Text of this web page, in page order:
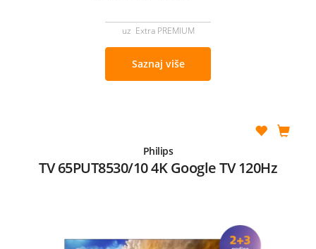
uz Extra PREMIUM
Saznaj više
Philips
TV 65PUT8530/10 4K Google TV 120Hz